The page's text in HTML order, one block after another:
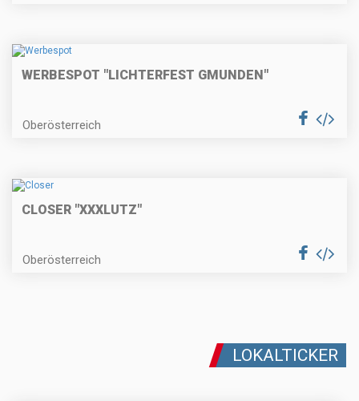
WERBESPOT "LICHTERFEST GMUNDEN"
Oberösterreich
CLOSER "XXXLUTZ"
Oberösterreich
LOKALTICKER